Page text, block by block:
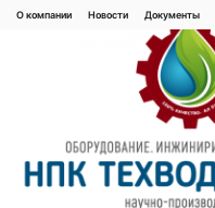
Перейти
О компании Новости Документы